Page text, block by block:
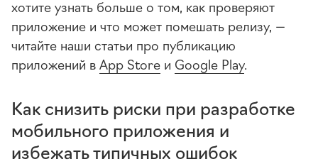
хотите узнать больше о том, как проверяют
приложение и что может помешать релизу, —
читайте наши статьи про публикацию
приложений вApp Store и Google Play.
Как снизить риски при разработке
мобильного приложения и
избежать типичных ошибок